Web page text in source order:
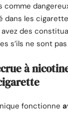
dans les
des
s’ils ne sont
à
fonctionne